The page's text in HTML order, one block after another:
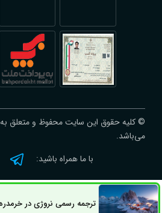
© کلیه حقوق این سایت محفوظ و متعلق
می‌باشد.
با ما همراه باشید:
ترجمه رسمی نروژی در